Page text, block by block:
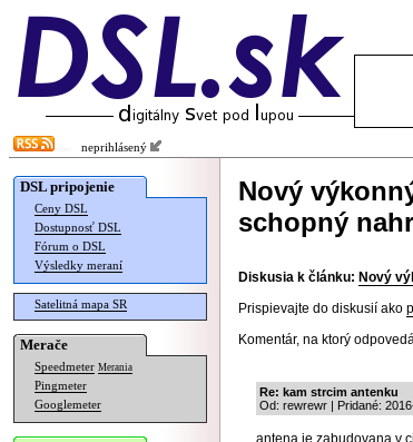
neprihlásený
DSL pripojenie
Ceny DSL
Dostupnosť DSL
Fórum o DSL
Výsledky meraní
Satelitná mapa SR
Merače
Speedmeter Merania
Pingmeter
Googlemeter
Nový
schopný
Diskusia k článku: Nový
Prispievajte do diskusií ako
Komentár, na ktorý
Re: kam strcim antenku
Od: rewrewr | Pridané:
antena je zabudovana v